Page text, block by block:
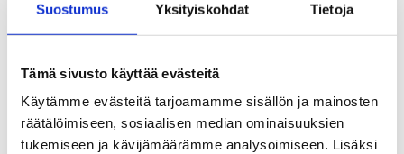
Suostumus Yksityiskohdat Tietoja
Tämä sivusto käyttää evästeitä
Käytämme evästeitä tarjoamamme sisällön ja mainosten
räätälöimiseen, sosiaalisen median ominaisuuksien
tukemiseen ja kävijämäärämme analysoimiseen. Lisäksi
toiminnanjohtaja Kristiina Hannula, EHYT ry
kristiina.hannula(at)ehyt.fi